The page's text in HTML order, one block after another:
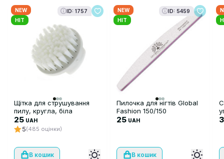
NEW
HIT
ID: 1757
Щітка для струшування
пилу, кругла, біла
25 UAH
5(485 оцінки)
В кошик
NEW
HIT
ID: 5459
Пилочка для нігтів Global
Fashion 150/150
25 UAH
В кошик